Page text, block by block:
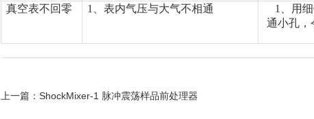
真空表不回零
1 、表内气压与大气不相通 1
、用
通小孔，
上一篇： ShockMixer-1 脉冲震荡样品前处理器